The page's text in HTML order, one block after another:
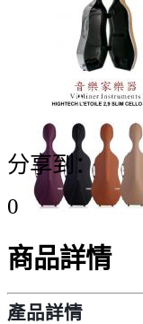
分享到：
0
商品詳情
產品詳情